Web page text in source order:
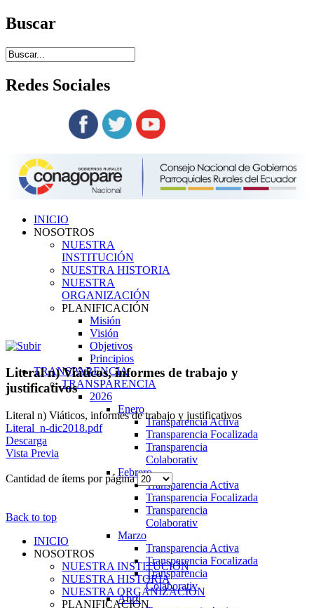
Buscar
Redes Sociales
INICIO
NOSOTROS
NUESTRA
INSTITUCIÓN
NUESTRA HISTORIA
NUESTRA
ORGANIZACIÓN
PLANIFICACIÓN
Misión
Visión
Objetivos
Principios
TRANSPARENCIA
TRANSPARENCIA
2026
Enero
Transparencia Activa
Transparencia Focalizada
Transparencia
Colaborativ
Febrero
Transparencia Activa
Transparencia Focalizada
Transparencia
Colaborativ
Marzo
Transparencia Activa
Transparencia Focalizada
Transparencia
Colaborativ
Abril
Literal n) Viáticos, informes de trabajo y
justificativos
Literal n) Viáticos, informes de trabajo y justificativos
Literal_n-dic2018.pdf
Descarga
Vista Previa
Cantidad de ítems por página
Back to top
INICIO
NOSOTROS
NUESTRA INSTITUCIÓN
NUESTRA HISTORIA
NUESTRA ORGANIZACIÓN
PLANIFICACIÓN